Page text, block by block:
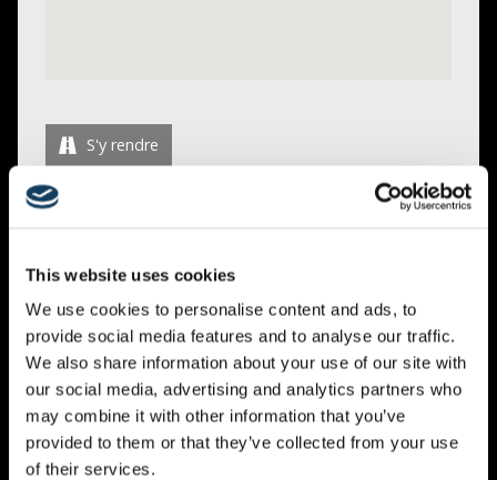
This website uses cookies
We use cookies to personalise content and ads, to
provide social media features and to analyse our traffic.
We also share information about your use of our site with
our social media, advertising and analytics partners who
may combine it with other information that you’ve
provided to them or that they’ve collected from your use
of their services.
S'y rendre
fondateur de l’église internationale The Lighthouse
Fellowship et fondateur de De Vlam asbl, une
organisation qui gère une crèche chrétienne à
Hoboken, reconnue par le gouvernement et les
autorités de la ville.
En 2022, l’église a ouvert un café professionnel au cœur
d’Anvers, qui sert également de campus vidéo le